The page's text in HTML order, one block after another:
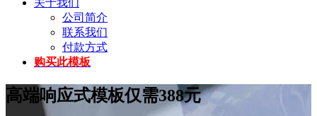
公司简介
联系我们
付款方式
购买此模板
高端响应式模板仅需388元